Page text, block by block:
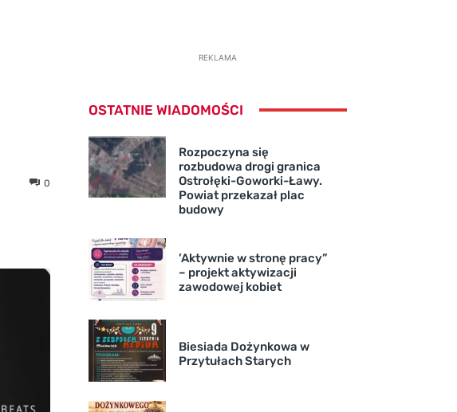
0
REKLAMA
OSTATNIE WIADOMOŚCI
Rozpoczyna się
rozbudowa drogi granica
Ostrołęki-Goworki-Ławy.
Powiat przekazał plac
budowy
’Aktywnie w stronę pracy”
– projekt aktywizacji
zawodowej kobiet
Biesiada Dożynkowa w
Przytułach Starych